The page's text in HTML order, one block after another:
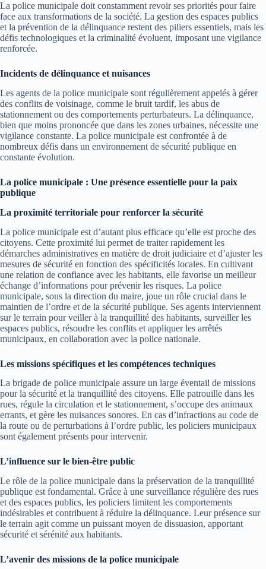
La police municipale doit constamment revoir ses priorités pour faire
face aux transformations de la société. La gestion des espaces publics
et la prévention de la délinquance restent des piliers essentiels, mais les
défis technologiques et la criminalité évoluent, imposant une vigilance
renforcée.
Incidents de délinquance et nuisances
Les agents de la police municipale sont régulièrement appelés à gérer
des conflits de voisinage, comme le bruit tardif, les abus de
stationnement ou des comportements perturbateurs. La délinquance,
bien que moins prononcée que dans les zones urbaines, nécessite une
vigilance constante. La police municipale est confrontée à de
nombreux défis dans un environnement de sécurité publique en
constante évolution.
La police municipale : Une présence essentielle pour la paix
publique
La proximité territoriale pour renforcer la sécurité
La police municipale est d’autant plus efficace qu’elle est proche des
citoyens. Cette proximité lui permet de traiter rapidement les
démarches administratives en matière de droit judiciaire et d’ajuster les
mesures de sécurité en fonction des spécificités locales. En cultivant
une relation de confiance avec les habitants, elle favorise un meilleur
échange d’informations pour prévenir les risques. La police
municipale, sous la direction du maire, joue un rôle crucial dans le
maintien de l’ordre et de la sécurité publique. Ses agents interviennent
sur le terrain pour veiller à la tranquillité des habitants, surveiller les
espaces publics, résoudre les conflits et appliquer les arrêtés
municipaux, en collaboration avec la police nationale.
Les missions spécifiques et les compétences techniques
La brigade de police municipale assure un large éventail de missions
pour la sécurité et la tranquillité des citoyens. Elle patrouille dans les
rues, régule la circulation et le stationnement, s’occupe des animaux
errants, et gère les nuisances sonores. En cas d’infractions au code de
la route ou de perturbations à l’ordre public, les policiers municipaux
sont également présents pour intervenir.
L’influence sur le bien-être public
Le rôle de la police municipale dans la préservation de la tranquillité
publique est fondamental. Grâce à une surveillance régulière des rues
et des espaces publics, les policiers limitent les comportements
indésirables et contribuent à réduire la délinquance. Leur présence sur
le terrain agit comme un puissant moyen de dissuasion, apportant
sécurité et sérénité aux habitants.
L’avenir des missions de la police municipale